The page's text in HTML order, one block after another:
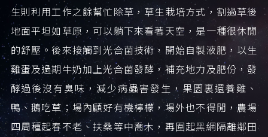
生則利用工作之餘幫忙除草，草生栽培方式，割過草後
地面平坦如草原，可以躺下來看著天空，是一種很休閒
的舒壓。後來接觸到光合菌技術，開始自製液肥，以生
雞蛋及過期牛奶加上光合菌發酵，補充地力及肥份，發
酵過後沒有臭味，減少病蟲害發生，果園裏還養雞、
鴨、鵝吃草；場內顧好有機檸檬，場外也不得閒，農場
四周種起春不老、扶桑等中喬木，再圍起黑網隔離鄰田